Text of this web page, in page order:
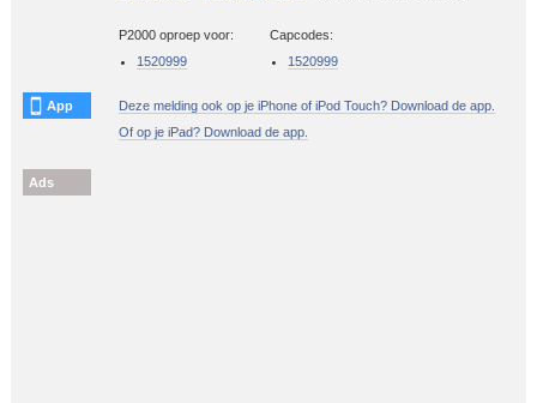
P2000 oproep voor:
1520999
Capcodes:
1520999
App
Deze melding ook op je iPhone of iPod Touch? Download de app.
Of op je iPad? Download de app.
Ads